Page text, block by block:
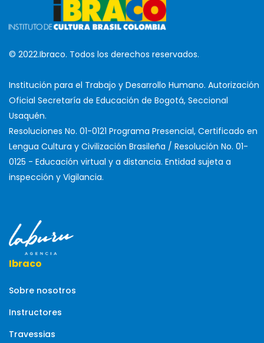
© 2022.Ibraco. Todos los derechos reservados.
Institución para el Trabajo y Desarrollo Humano. Autorización
Oficial Secretaría de Educación de Bogotá, Seccional
Usaquén.
Resoluciones No. 01-0121 Programa Presencial, Certificado en
Lengua Cultura y Civilización Brasileña / Resolución No. 01-
0125 - Educación virtual y a distancia. Entidad sujeta a
inspección y Vigilancia.
Ibraco
Sobre nosotros
Instructores
Travessias